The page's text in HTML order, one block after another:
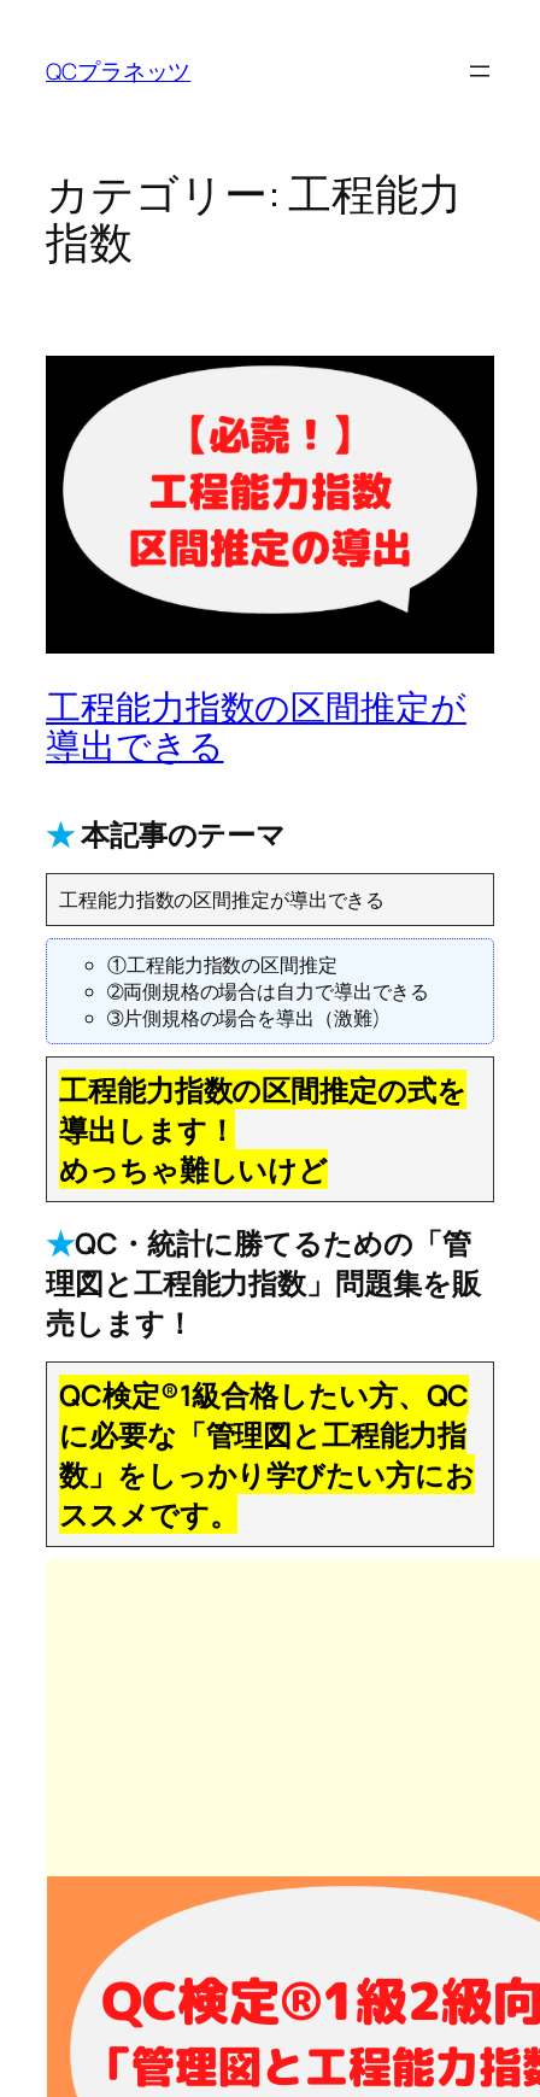
QCプラネッツ
カテゴリー:工程能力
指数
工程能力指数の区間推定が
導出できる
★本記事のテーマ
工程能力指数の区間推定が導出できる
①工程能力指数の区間推定
➁両側規格の場合は自力で導出できる
➂片側規格の場合を導出（激難)
工程能力指数の区間推定の式を
導出します！
めっちゃ難しいけど
★QC・統計に勝てるための「管
理図と工程能力指数」問題集を販
売します！
QC検定®1級合格したい方、QC
に必要な「管理図と工程能力指
数」をしっかり学びたい方にお
ススメです。